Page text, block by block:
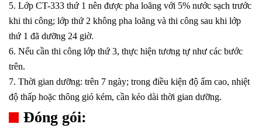
5. Lớp CT-333 thứ 1 nên được pha loãng với 5% nước sạch trước
khi thi công; lớp thứ 2 không pha loãng và thi công sau khi lớp
thứ 1 đã dưỡng 24 giờ.
6. Nếu cần thi công lớp thứ 3, thực hiện tương tự như các bước
trên.
7. Thời gian dưỡng: trên 7 ngày; trong điều kiện độ ẩm cao, nhiệt
độ thấp hoặc thông gió kém, cần kéo dài thời gian dưỡng.
Đóng gói: